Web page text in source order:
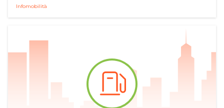
Infomobilità